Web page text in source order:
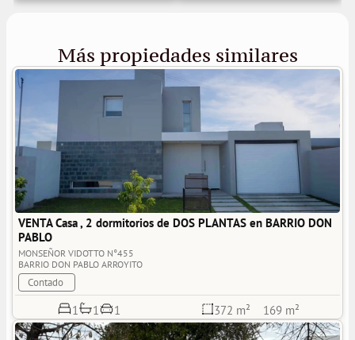
Más propiedades similares
VENTA Casa , 2 dormitorios de DOS PLANTAS en BARRIO DON
PABLO
MONSEÑOR VIDOTTO N°455
BARRIO DON PABLO ARROYITO
Contado
1 1 1 372 m² 169 m²